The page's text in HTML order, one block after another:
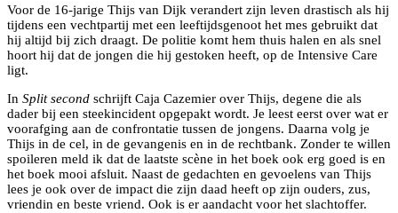
Voor de 16-jarige Thijs van Dijk verandert zijn leven drastisch als hij
tijdens een vechtpartij met een leeftijdsgenoot het mes gebruikt dat
hij altijd bij zich draagt. De politie komt hem thuis halen en als snel
hoort hij dat de jongen die hij gestoken heeft, op de Intensive Care
ligt.
In Split second schrijft Caja Cazemier over Thijs, degene die als
dader bij een steekincident opgepakt wordt. Je leest eerst over wat er
voorafging aan de confrontatie tussen de jongens. Daarna volg je
Thijs in de cel, in de gevangenis en in de rechtbank. Zonder te willen
spoileren meld ik dat de laatste scène in het boek ook erg goed is en
het boek mooi afsluit. Naast de gedachten en gevoelens van Thijs
lees je ook over de impact die zijn daad heeft op zijn ouders, zus,
vriendin en beste vriend. Ook is er aandacht voor het slachtoffer.